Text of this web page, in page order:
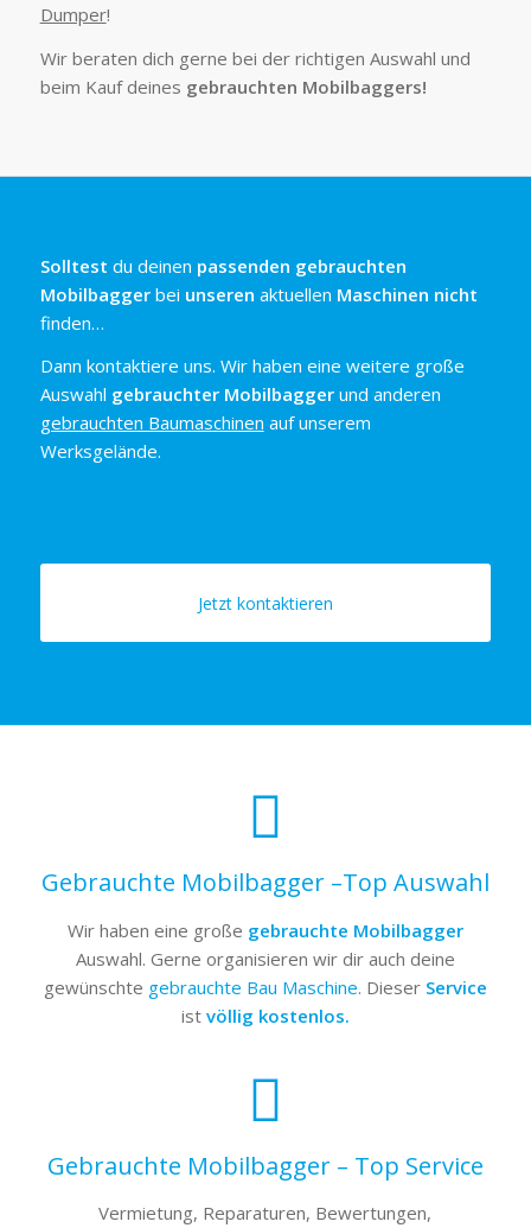
Dumper!
Wir beraten dich gerne bei der richtigen Auswahl und
beim Kauf deines gebrauchten Mobilbaggers!
Solltest du deinen passenden gebrauchten
Mobilbagger bei unseren aktuellen Maschinen nicht
finden…
Dann kontaktiere uns. Wir haben eine weitere große
Auswahl gebrauchter Mobilbaggerund anderen
gebrauchten Baumaschinen auf unserem
Werksgelände.
Jetzt kontaktieren
Gebrauchte Mobilbagger –Top Auswahl
Wir haben eine große gebrauchte Mobilbagger
Auswahl. Gerne organisieren wir dir auch deine
gewünschte gebrauchte Bau Maschine. Dieser Service
ist völlig kostenlos.
Gebrauchte Mobilbagger – Top Service
Vermietung, Reparaturen, Bewertungen,